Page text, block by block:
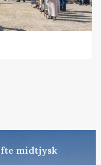
midtjysk